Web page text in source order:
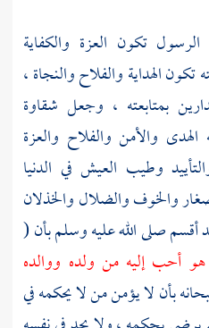
تكون العزة والكفاية
الهداية والفلاح والنجاة ،
بمتابعته ، وجعل شقاوة
الهدى والأمن والفلاح والعزة
وطيب العيش في الدنيا
والخوف والضلال والخذلان
أقسم صلى الله عليه وسلم بأن (
أحب إليه من ولده ووالده
بأن لا يؤمن من لا يحكمه في